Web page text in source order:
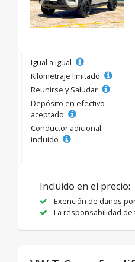
Igual a igual
Kilometraje limitado
Reunirse y Saludar
Depósito en efectivo
aceptado
Conductor adicional
incluido
Incluido en el precio:
Exención de daños
La responsabilidad de